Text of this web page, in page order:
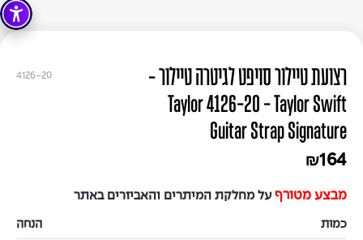
4126-20
רצועת טיילור סויפט לגיטרה טיילור -
Taylor 4126-20 - Taylor Swift
Guitar Strap Signature
₪164
מבצע מטורף על מחלקת המיתרים והאביזרים באתר
כמות הנחה